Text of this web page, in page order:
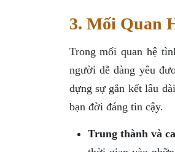
3. Mối Quan
Trong mối quan hệ
người dễ dàng yêu
dựng sự gắn kết lâu
bạn đời đáng tin cậy.
Trung thành và